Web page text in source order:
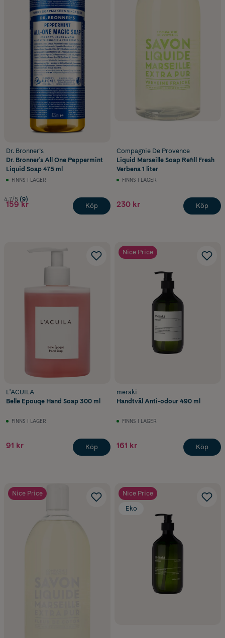
Dr. Bronner’s
Dr. Bronner's All One Peppermint
Liquid Soap 475 ml
FINNS I LAGER
4.7/5 (9)
159 kr Köp
Compagnie De Provence
Liquid Marseille Soap Refill Fresh
Verbena 1 liter
FINNS I LAGER
230 kr Köp
L'ACUILA
Belle Epouqe Hand Soap 300 ml
FINNS I LAGER
91 kr Köp
Nice Price
meraki
Handtvål Anti-odour 490 ml
FINNS I LAGER
161 kr Köp
Nice Price
Nice Price
Eko